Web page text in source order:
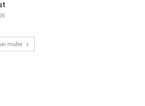
multe